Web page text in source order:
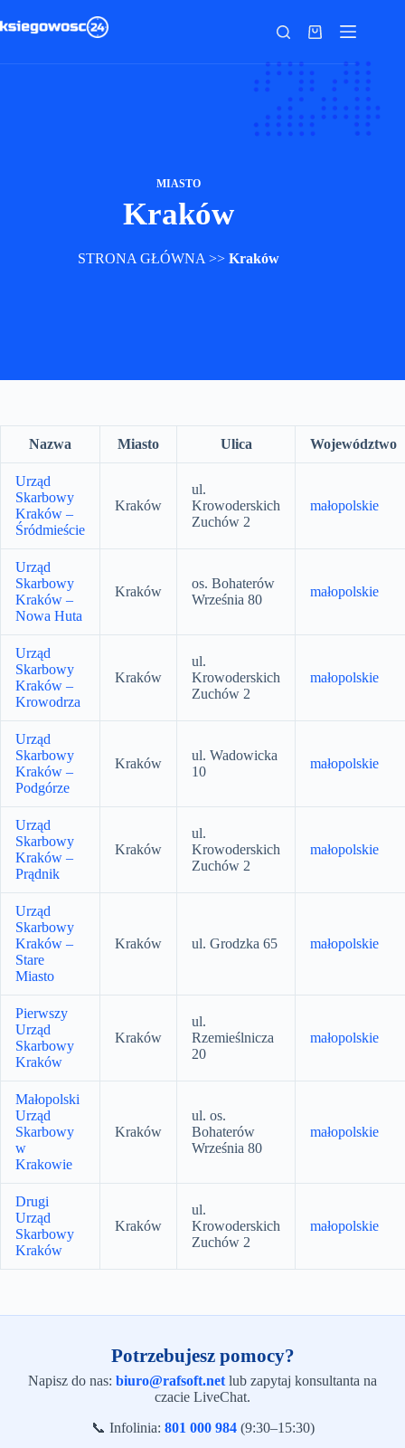
do
Koszyk
MIASTO
Kraków
STRONA GŁÓWNA >> Kraków
Nazwa Miasto Ulica Województwo
Urząd
Skarbowy
Kraków –
Śródmieście
Kraków
ul.
Krowoderskich
Zuchów 2
małopolskie
Urząd
Skarbowy
Kraków –
Nowa Huta
Kraków
os. Bohaterów
Września 80
małopolskie
Urząd
Skarbowy
Kraków –
Krowodrza
Kraków
ul.
Krowoderskich
Zuchów 2
małopolskie
Urząd
Skarbowy
Kraków –
Podgórze
Kraków
ul. Wadowicka
10
małopolskie
Urząd
Skarbowy
Kraków –
Prądnik
Kraków
ul.
Krowoderskich
Zuchów 2
małopolskie
Urząd
Skarbowy
Kraków –
Stare
Miasto
Kraków ul. Grodzka 65 małopolskie
Pierwszy
Urząd
Skarbowy
Kraków
Kraków
ul.
Rzemieślnicza
20
małopolskie
Małopolski
Urząd
Skarbowy
w
Krakowie
Kraków
ul. os.
Bohaterów
Września 80
małopolskie
Drugi
Urząd
Skarbowy
Kraków
Kraków
ul.
Krowoderskich
Zuchów 2
małopolskie
Potrzebujesz pomocy?
Napisz do nas: biuro@rafsoft.net lub zapytaj konsultanta na
czacie LiveChat.
📞 Infolinia: 801 000 984(9:30–15:30)